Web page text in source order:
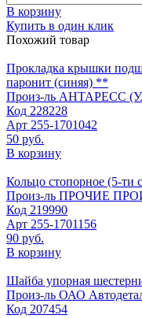
В корзину
Купить в один клик
Похожий товар
Прокладка крышки
паронит (синяя) **
Произ-ль АНТАРЕСС
Код 228228
Арт 255-1701042
50 руб.
В корзину
Кольцо стопорное (5-ти
Произ-ль ПРОЧИЕ
Код 219990
Арт 255-1701156
90 руб.
В корзину
Шайба упорная
Произ-ль ОАО
Код 207454